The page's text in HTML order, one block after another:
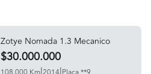
Zotye Nomada 1.3 Mecanico
$30.000.000